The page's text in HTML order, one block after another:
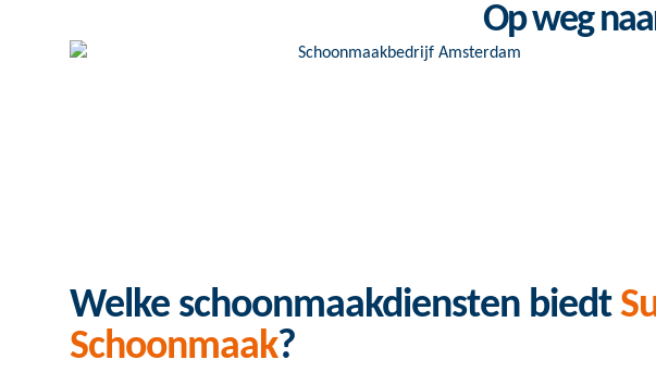
Op weg
Welke schoonmaakdiensten biedt
Schoonmaak?